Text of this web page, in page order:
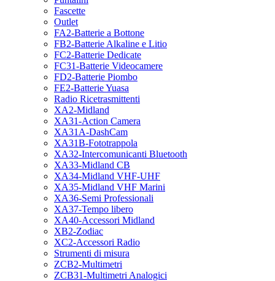
Fascette
Outlet
FA2-Batterie a Bottone
FB2-Batterie Alkaline e Litio
FC2-Batterie Dedicate
FC31-Batterie Videocamere
FD2-Batterie Piombo
FE2-Batterie Yuasa
Radio Ricetrasmittenti
XA2-Midland
XA31-Action Camera
XA31A-DashCam
XA31B-Fototrappola
XA32-Intercomunicanti Bluetooth
XA33-Midland CB
XA34-Midland VHF-UHF
XA35-Midland VHF Marini
XA36-Semi Professionali
XA37-Tempo libero
XA40-Accessori Midland
XB2-Zodiac
XC2-Accessori Radio
Strumenti di misura
ZCB2-Multimetri
ZCB31-Multimetri Analogici